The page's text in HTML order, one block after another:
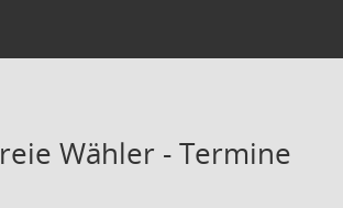
Wähler - Termine